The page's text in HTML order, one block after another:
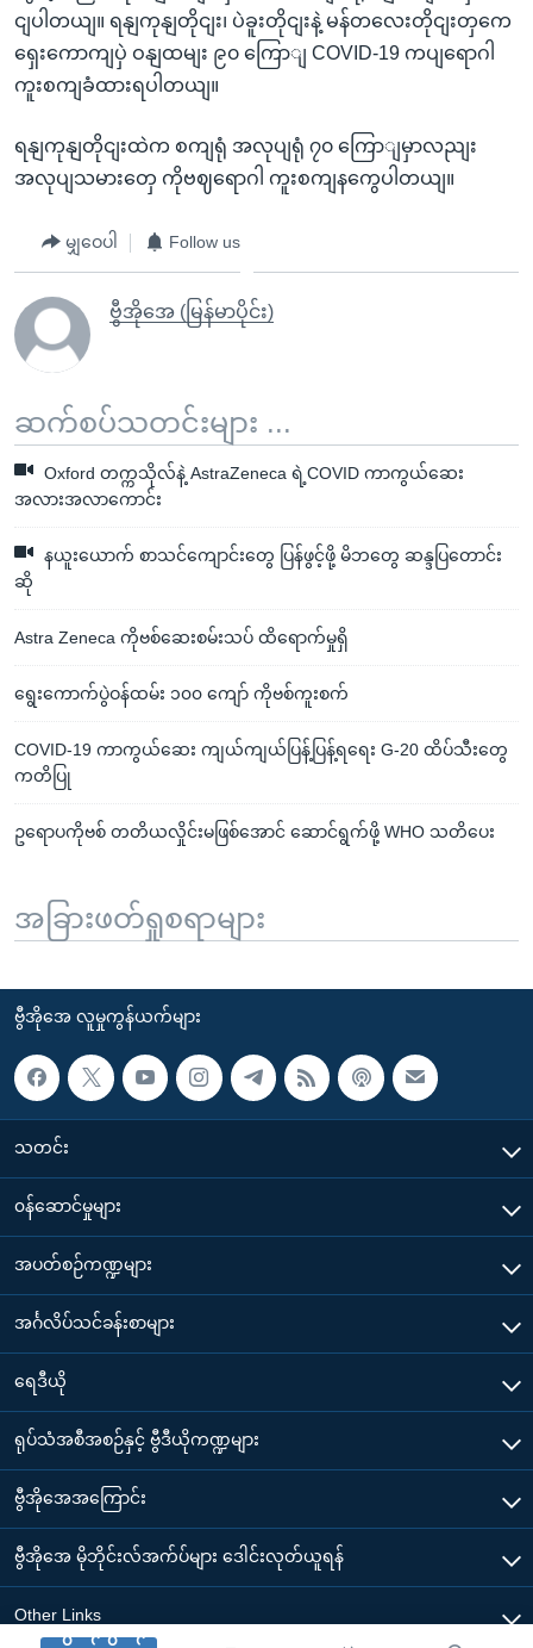
ငျပါတယျ။ ရနျကုနျတိုငျး၊ ပဲခူးတိုငျးနဲ့ မန်တလေးတိုငျးတှကေ
ရှေးကောကျပှဲ ဝနျထမျး ၉၀ ကြောျ COVID-19 ကပျရောဂါ
ကူးစကျခံထားရပါတယျ။
ရနျကုနျတိုငျးထဲက စကျရုံ အလုပျရုံ ၇၀ ကြောျမှာလညျး
အလုပျသမားတှေ ကိုဗဈရောဂါ ကူးစကျနကွေပါတယျ။
မျှဝေပါ Follow us
ဗွီအိုအေ (မြန်မာပိုင်း)
ဆက်စပ်သတင်းများ ...
Oxford တက္ကသိုလ်နဲ့ AstraZeneca ရဲ့COVID ကာကွယ်ဆေး
အလားအလာကောင်း
နယူးယောက် စာသင်ကျောင်းတွေ ပြန်ဖွင့်ဖို့ မိဘတွေ ဆန္ဒပြတောင်း
ဆို
Astra Zeneca ကိုဗစ်ဆေးစမ်းသပ် ထိရောက်မှုရှိ
ရွေးကောက်ပွဲဝန်ထမ်း ၁၀၀ ကျော် ကိုဗစ်ကူးစက်
COVID-19 ကာကွယ်ဆေး ကျယ်ကျယ်ပြန့်ပြန့်ရရေး G-20 ထိပ်သီးတွေ
ကတိပြု
ဥရောပကိုဗစ် တတိယလှိုင်းမဖြစ်အောင် ဆောင်ရွက်ဖို့ WHO သတိပေး
အခြားဖတ်ရှုစရာများ
ဗွီအိုအေ လူမှုကွန်ယက်များ
သတင်း
၀န်ဆောင်မှုများ
အပတ်စဉ်ကဏ္ဍများ
အင်္ဂလိပ်သင်ခန်းစာများ
ရေဒီယို
ရုပ်သံအစီအစဉ်နှင့် ဗွီဒီယိုကဏ္ဍများ
ဗွီအိုအေအကြောင်း
ဗွီအိုအေ မိုဘိုင်းလ်အက်ပ်များ ဒေါင်းလုတ်ယူရန်
Other Links